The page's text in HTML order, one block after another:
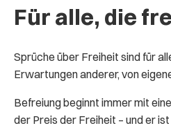
Für alle, die
Sprüche über Freiheit sind für
Erwartungen anderer, von
Befreiung beginnt immer mit
der Preis der Freiheit – und er